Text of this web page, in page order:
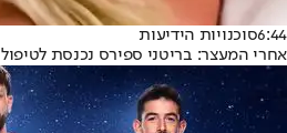
6:44סוכנויות הידיעות
אחרי המעצר: בריטני ספירס נכנסת לטיפול